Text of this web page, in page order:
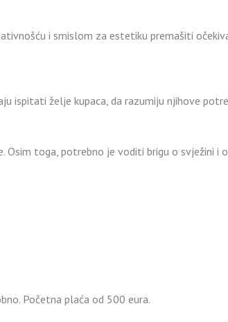
i smislom za estetiku premašiti
ispitati želje kupaca, da razumiju njihove
toga, potrebno je voditi brigu o svježini
Početna plaća od 500 eura.